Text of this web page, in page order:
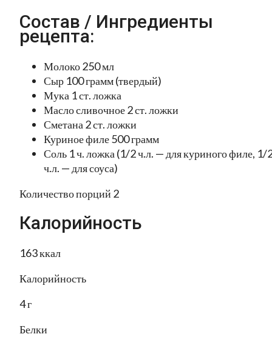
Состав / Ингредиенты
рецепта:
Молоко 250 мл
Сыр 100 грамм (твердый)
Мука 1 ст. ложка
Масло сливочное 2 ст. ложки
Сметана 2 ст. ложки
Куриное филе 500 грамм
Соль 1 ч. ложка (1/2 ч.л. — для куриного филе, 1/
ч.л. — для соуса)
Количество порций 2
Калорийность
163 ккал
Калорийность
4 г
Белки